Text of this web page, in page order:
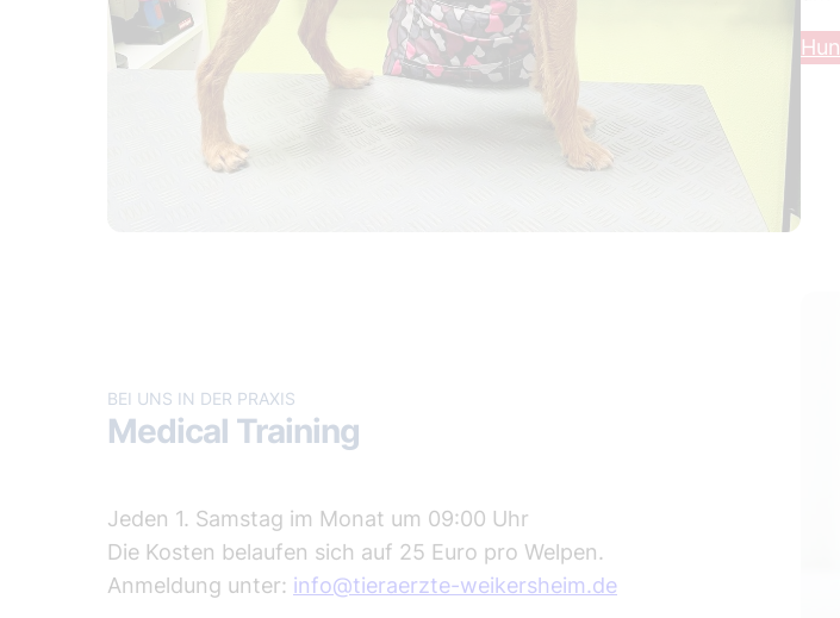
BEI UNS IN DER PRAXIS
Medical Training
Jeden 1. Samstag im Monat um 09:00 Uhr
Die Kosten belaufen sich auf 25 Euro pro Welpen.
Anmeldung unter: info@tieraerzte-weikersheim.de